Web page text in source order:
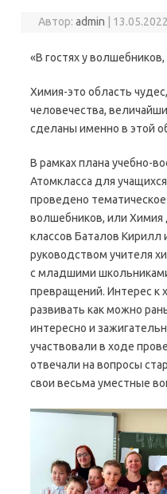
Автор:admin 13.05.2022
«В гостях у
Химия-это область
человечества,
сделаны именно в этой
В рамках плана учебно-
Атомкласса для
проведено
волшебников, или Химия
классов Баталов
руководством учителя
с младшими
превращений. Интерес к
развивать как можно
интересно и
участвовали в ходе
отвечали на вопросы
свои весьма уместные